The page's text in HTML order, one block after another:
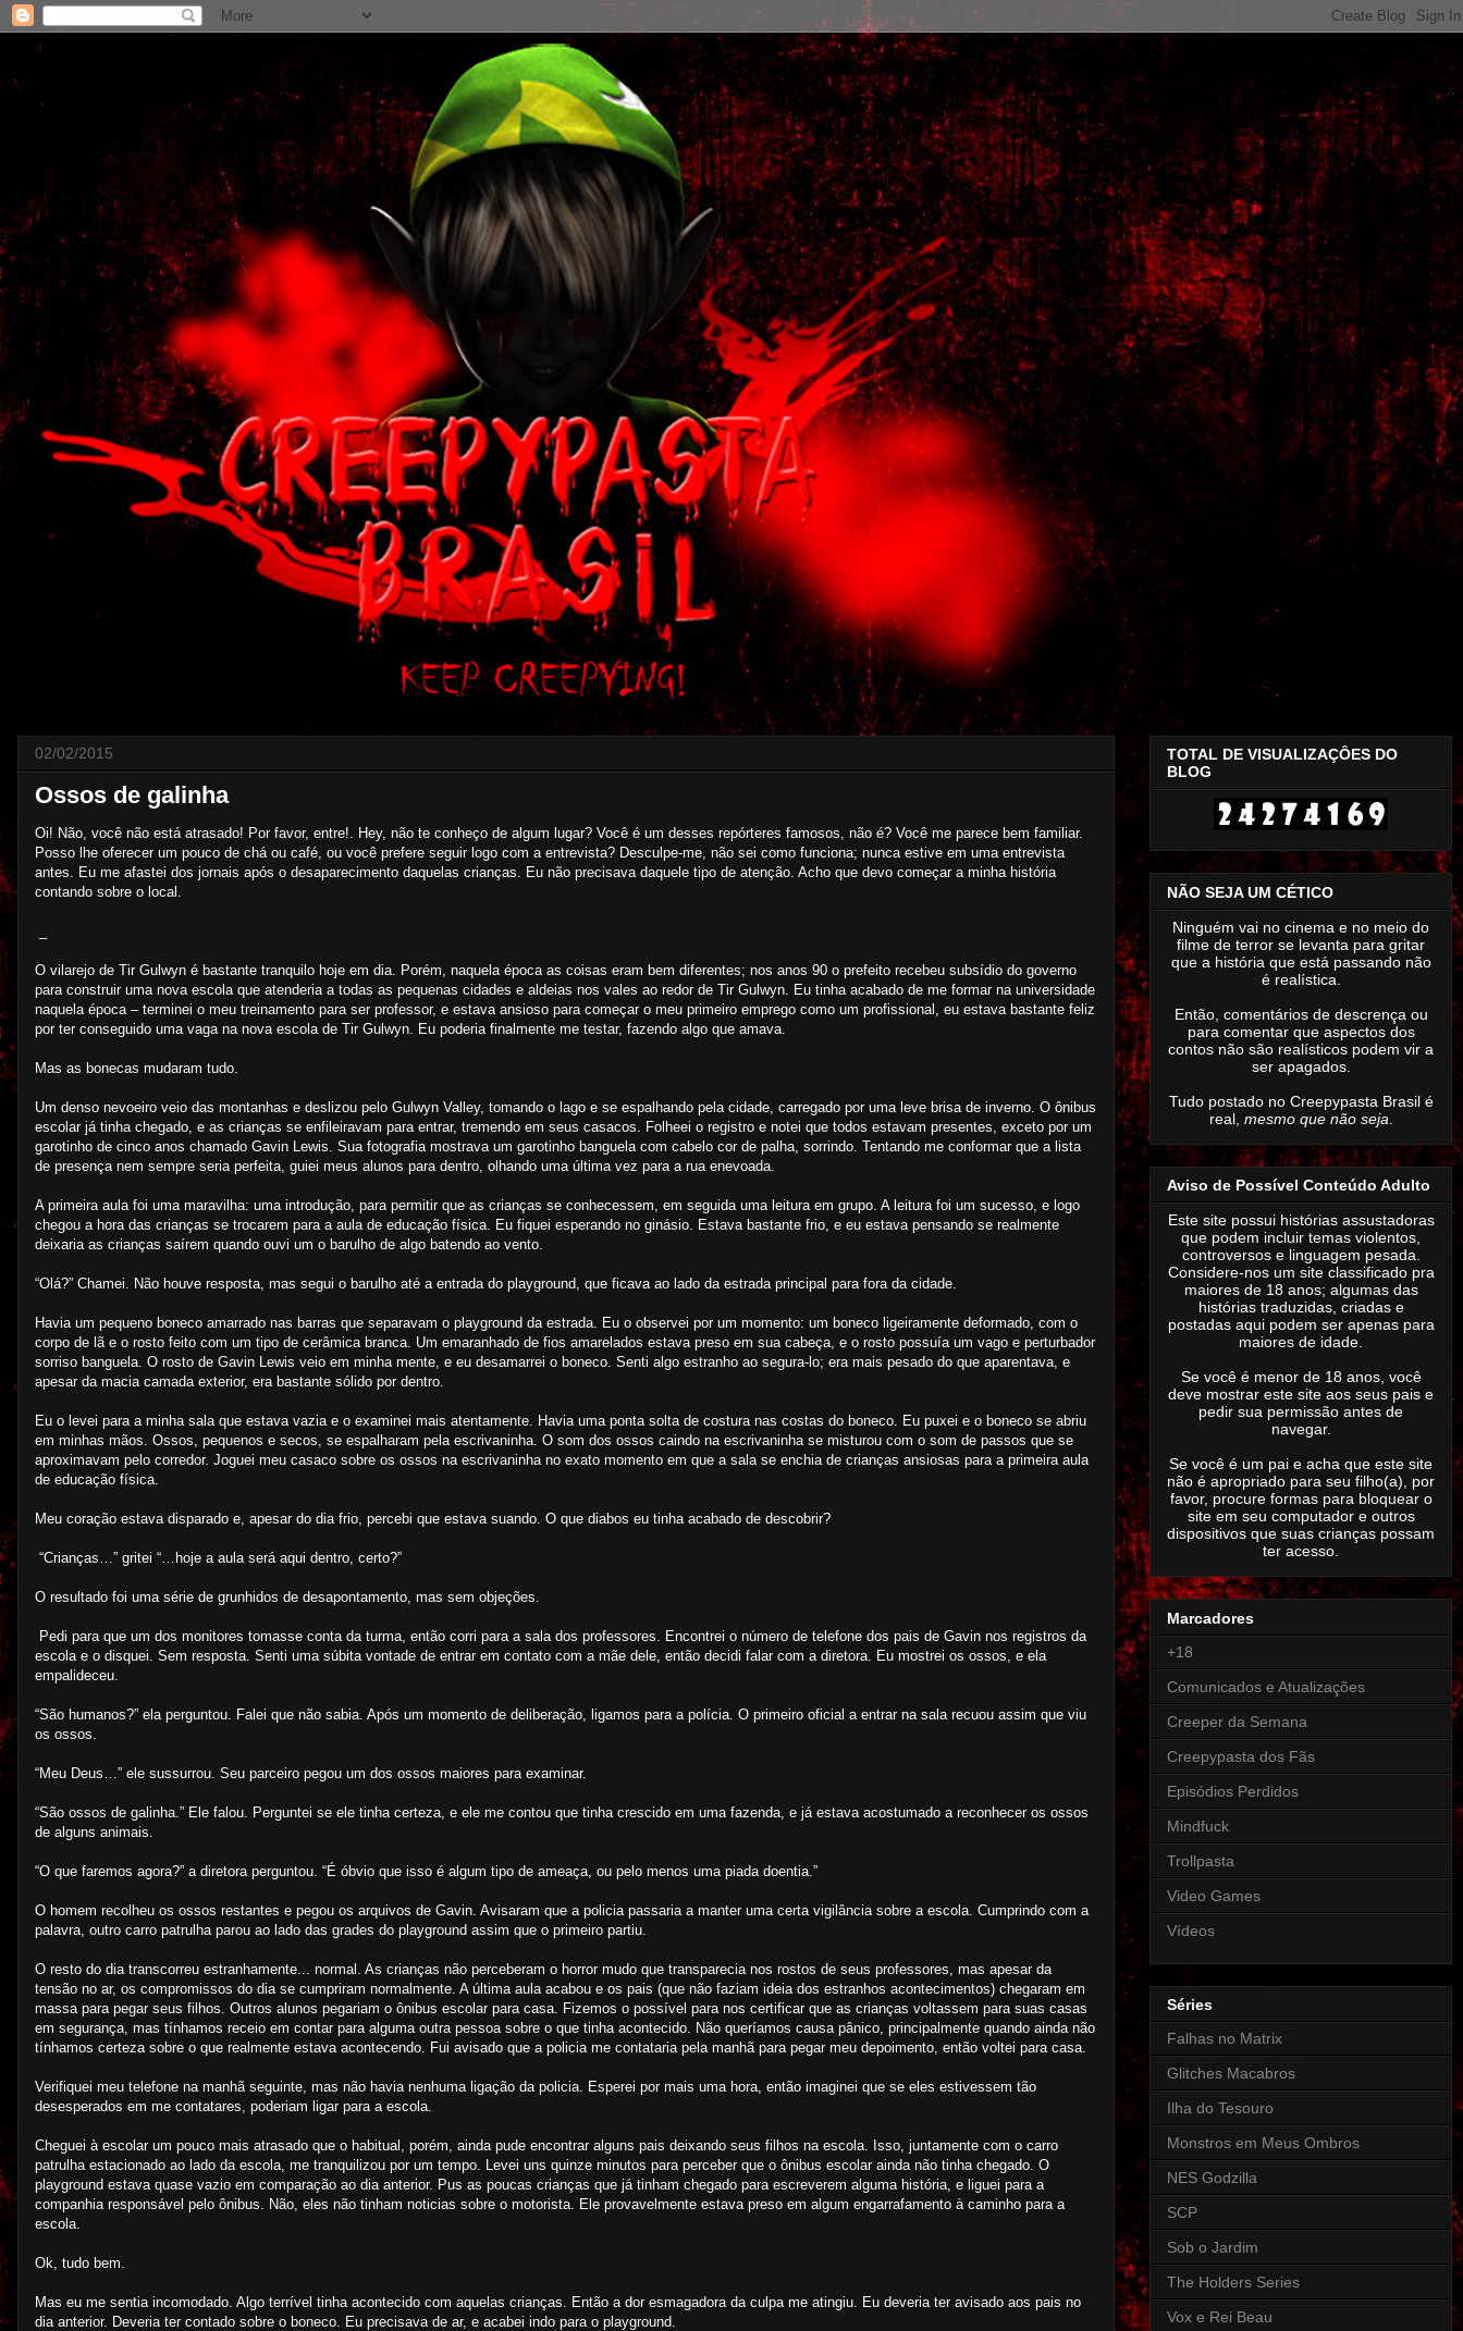
02/02/2015
Ossos de galinha
Oi! Não, você não está atrasado! Por favor, entre!. Hey, não te conheço de algum lugar? Você é um desses repórteres famosos, não é? Você me parece bem familiar.
Posso lhe oferecer um pouco de chá ou café, ou você prefere seguir logo com a entrevista? Desculpe-me, não sei como funciona; nunca estive em uma entrevista
antes. Eu me afastei dos jornais após o desaparecimento daquelas crianças. Eu não precisava daquele tipo de atenção. Acho que devo começar a minha história
contando sobre o local.
O vilarejo de Tir Gulwyn é bastante tranquilo hoje em dia. Porém, naquela época as coisas eram bem diferentes; nos anos 90 o prefeito recebeu subsídio do governo
para construir uma nova escola que atenderia a todas as pequenas cidades e aldeias nos vales ao redor de Tir Gulwyn. Eu tinha acabado de me formar na universidade
naquela época – terminei o meu treinamento para ser professor, e estava ansioso para começar o meu primeiro emprego como um profissional, eu estava bastante feliz
por ter conseguido uma vaga na nova escola de Tir Gulwyn. Eu poderia finalmente me testar, fazendo algo que amava.
Mas as bonecas mudaram tudo.
Um denso nevoeiro veio das montanhas e deslizou pelo Gulwyn Valley, tomando o lago e se espalhando pela cidade, carregado por uma leve brisa de inverno. O ônibus
escolar já tinha chegado, e as crianças se enfileiravam para entrar, tremendo em seus casacos. Folheei o registro e notei que todos estavam presentes, exceto por um
garotinho de cinco anos chamado Gavin Lewis. Sua fotografia mostrava um garotinho banguela com cabelo cor de palha, sorrindo. Tentando me conformar que a lista
de presença nem sempre seria perfeita, guiei meus alunos para dentro, olhando uma última vez para a rua enevoada.
A primeira aula foi uma maravilha: uma introdução, para permitir que as crianças se conhecessem, em seguida uma leitura em grupo. A leitura foi um sucesso, e logo
chegou a hora das crianças se trocarem para a aula de educação física. Eu fiquei esperando no ginásio. Estava bastante frio, e eu estava pensando se realmente
deixaria as crianças saírem quando ouvi um o barulho de algo batendo ao vento.
“Olá?” Chamei. Não houve resposta, mas segui o barulho até a entrada do playground, que ficava ao lado da estrada principal para fora da cidade.
Havia um pequeno boneco amarrado nas barras que separavam o playground da estrada. Eu o observei por um momento: um boneco ligeiramente deformado, com o
corpo de lã e o rosto feito com um tipo de cerâmica branca. Um emaranhado de fios amarelados estava preso em sua cabeça, e o rosto possuía um vago e perturbador
sorriso banguela. O rosto de Gavin Lewis veio em minha mente, e eu desamarrei o boneco. Senti algo estranho ao segura-lo; era mais pesado do que aparentava, e
apesar da macia camada exterior, era bastante sólido por dentro.
Eu o levei para a minha sala que estava vazia e o examinei mais atentamente. Havia uma ponta solta de costura nas costas do boneco. Eu puxei e o boneco se abriu
em minhas mãos. Ossos, pequenos e secos, se espalharam pela escrivaninha. O som dos ossos caindo na escrivaninha se misturou com o som de passos que se
aproximavam pelo corredor. Joguei meu casaco sobre os ossos na escrivaninha no exato momento em que a sala se enchia de crianças ansiosas para a primeira aula
de educação física.
Meu coração estava disparado e, apesar do dia frio, percebi que estava suando. O que diabos eu tinha acabado de descobrir?
“Crianças…” gritei “…hoje a aula será aqui dentro, certo?”
O resultado foi uma série de grunhidos de desapontamento, mas sem objeções.
Pedi para que um dos monitores tomasse conta da turma, então corri para a sala dos professores. Encontrei o número de telefone dos pais de Gavin nos registros da
escola e o disquei. Sem resposta. Senti uma súbita vontade de entrar em contato com a mãe dele, então decidi falar com a diretora. Eu mostrei os ossos, e ela
empalideceu.
“São humanos?” ela perguntou. Falei que não sabia. Após um momento de deliberação, ligamos para a polícia. O primeiro oficial a entrar na sala recuou assim que viu
os ossos.
“Meu Deus…” ele sussurrou. Seu parceiro pegou um dos ossos maiores para examinar.
“São ossos de galinha.” Ele falou. Perguntei se ele tinha certeza, e ele me contou que tinha crescido em uma fazenda, e já estava acostumado a reconhecer os ossos
de alguns animais.
“O que faremos agora?” a diretora perguntou. “É óbvio que isso é algum tipo de ameaça, ou pelo menos uma piada doentia.”
O homem recolheu os ossos restantes e pegou os arquivos de Gavin. Avisaram que a policia passaria a manter uma certa vigilância sobre a escola. Cumprindo com a
palavra, outro carro patrulha parou ao lado das grades do playground assim que o primeiro partiu.
O resto do dia transcorreu estranhamente... normal. As crianças não perceberam o horror mudo que transparecia nos rostos de seus professores, mas apesar da
tensão no ar, os compromissos do dia se cumpriram normalmente. A última aula acabou e os pais (que não faziam ideia dos estranhos acontecimentos) chegaram em
massa para pegar seus filhos. Outros alunos pegariam o ônibus escolar para casa. Fizemos o possível para nos certificar que as crianças voltassem para suas casas
em segurança, mas tínhamos receio em contar para alguma outra pessoa sobre o que tinha acontecido. Não queríamos causa pânico, principalmente quando ainda não
tínhamos certeza sobre o que realmente estava acontecendo. Fui avisado que a policia me contataria pela manhã para pegar meu depoimento, então voltei para casa.
Verifiquei meu telefone na manhã seguinte, mas não havia nenhuma ligação da policia. Esperei por mais uma hora, então imaginei que se eles estivessem tão
desesperados em me contatares, poderiam ligar para a escola.
Cheguei à escolar um pouco mais atrasado que o habitual, porém, ainda pude encontrar alguns pais deixando seus filhos na escola. Isso, juntamente com o carro
patrulha estacionado ao lado da escola, me tranquilizou por um tempo. Levei uns quinze minutos para perceber que o ônibus escolar ainda não tinha chegado. O
playground estava quase vazio em comparação ao dia anterior. Pus as poucas crianças que já tinham chegado para escreverem alguma história, e liguei para a
companhia responsável pelo ônibus. Não, eles não tinham noticias sobre o motorista. Ele provavelmente estava preso em algum engarrafamento à caminho para a
escola.
Ok, tudo bem.
Mas eu me sentia incomodado. Algo terrível tinha acontecido com aquelas crianças. Então a dor esmagadora da culpa me atingiu. Eu deveria ter avisado aos pais no
dia anterior. Deveria ter contado sobre o boneco. Eu precisava de ar, e acabei indo para o playground.
TOTAL DE VISUALIZAÇÔES DO
BLOG
NÃO SEJA UM CÉTICO
Ninguém vai no cinema e no meio do
filme de terror se levanta para gritar
que a história que está passando não
é realística.
Então, comentários de descrença ou
para comentar que aspectos dos
contos não são realísticos podem vir a
ser apagados.
Tudo postado no Creepypasta Brasil é
real, mesmo que não seja
Aviso de Possível Conteúdo Adulto
Este site possui histórias assustadoras
que podem incluir temas violentos,
controversos e linguagem pesada.
Considere-nos um site classificado pra
maiores de 18 anos; algumas das
histórias traduzidas, criadas e
postadas aqui podem ser apenas para
maiores de idade.
Se você é menor de 18 anos, você
deve mostrar este site aos seus pais e
pedir sua permissão antes de
navegar.
Se você é um pai e acha que este site
não é apropriado para seu filho(a), por
favor, procure formas para bloquear o
site em seu computador e outros
dispositivos que suas crianças possam
ter acesso.
Marcadores
+18
Comunicados e Atualizações
Creeper da Semana
Creepypasta dos Fãs
Episódios Perdidos
Mindfuck
Trollpasta
Video Games
Vídeos
Séries
Falhas no Matrix
Glitches Macabros
Ilha do Tesouro
Monstros em Meus Ombros
NES Godzilla
SCP
Sob o Jardim
The Holders Series
Vox e Rei Beau